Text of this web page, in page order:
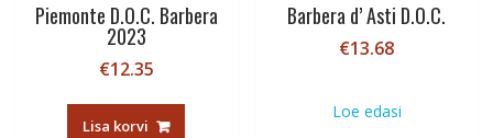
Piemonte D.O.C. Barbera
2023
€12.35
Lisa korvi
Barbera d’ Asti D.O.C.
€13.68
Loe edasi